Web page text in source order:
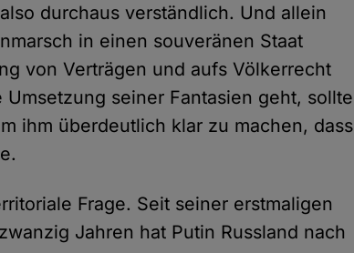
durchaus verständlich. Und allein
in einen souveränen Staat
von Verträgen und aufs Völkerrecht
seiner Fantasien geht, sollte
ihm überdeutlich klar zu machen, dass
Frage. Seit seiner erstmaligen
Jahren hat Putin Russland nach